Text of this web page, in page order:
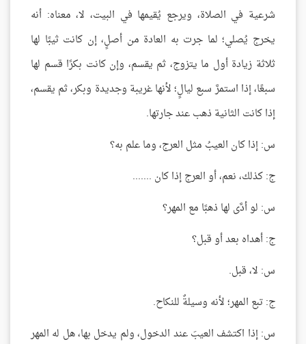
شرعية في الصلاة، ويرجع يُقيمها في البيت، لا، معناه: أنه
يخرج يُصلي؛ لما جرت به العادة من أصلٍ، إن كانت ثيبًا لها
ثلاثة زيادة أول ما يتزوج، ثم يقسم، وإن كانت بكرًا قسم لها
سبعًا، إذا استمرَّ سبع ليالٍ؛ لأنها غريبة وجديدة وبكر، ثم يقسم،
إذا كانت الثانية ذهب عند جارتها.
س: إذا كان العيبُ مثل العرج، وما علم به؟
ج: كذلك، نعم، أو العرج إذا كان .......
س: لو أدَّى لها ذهبًا مع المهر؟
ج: أهداه بعد أو قبل؟
س: لا، قبل.
ج: تبع المهر؛ لأنه وسيلةٌ للنكاح.
س: إذا اكتشف العيبَ عند الدخول، ولم يدخل بها، هل له المهر